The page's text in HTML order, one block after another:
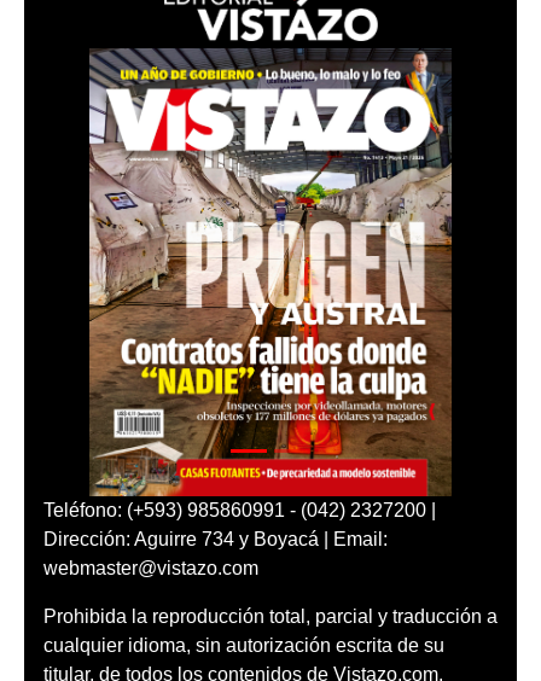
Teléfono: (+593) 985860991 - (042) 2327200 |
Dirección: Aguirre 734 y Boyacá | Email:
webmaster@vistazo.com
Prohibida la reproducción total, parcial y traducción a
cualquier idioma, sin autorización escrita de su
titular, de todos los contenidos de Vistazo.com.